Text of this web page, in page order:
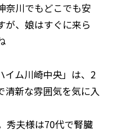
奈川でもどこでも安
が、娘はすぐに来ら
イム川崎中央」は、2
清新な雰囲気を気に入
秀夫様は70代で腎臓